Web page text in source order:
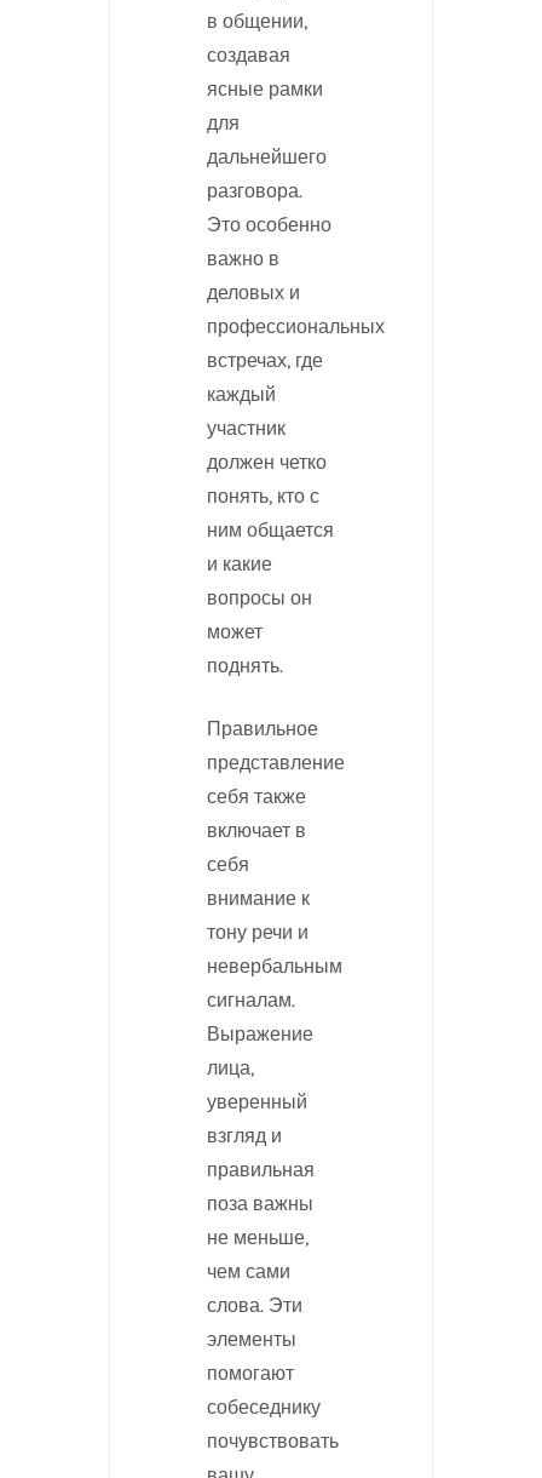
в общении,
создавая
ясные рамки
для
дальнейшего
разговора.
Это особенно
важно в
деловых и
профессиональных
встречах, где
каждый
участник
должен четко
понять, кто с
ним общается
и какие
вопросы он
может
поднять.
Правильное
представление
себя также
включает в
себя
внимание к
тону речи и
невербальным
сигналам.
Выражение
лица,
уверенный
взгляд и
правильная
поза важны
не меньше,
чем сами
слова. Эти
элементы
помогают
собеседнику
почувствовать